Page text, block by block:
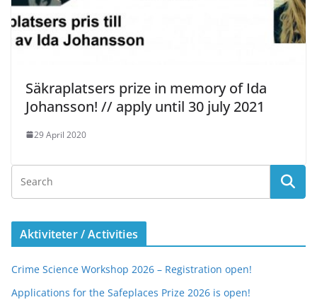
Säkraplatsers prize in memory of Ida
Johansson! // apply until 30 july 2021
29 April 2020
Aktiviteter / Activities
Crime Science Workshop 2026 – Registration open!
Applications for the Safeplaces Prize 2026 is open!